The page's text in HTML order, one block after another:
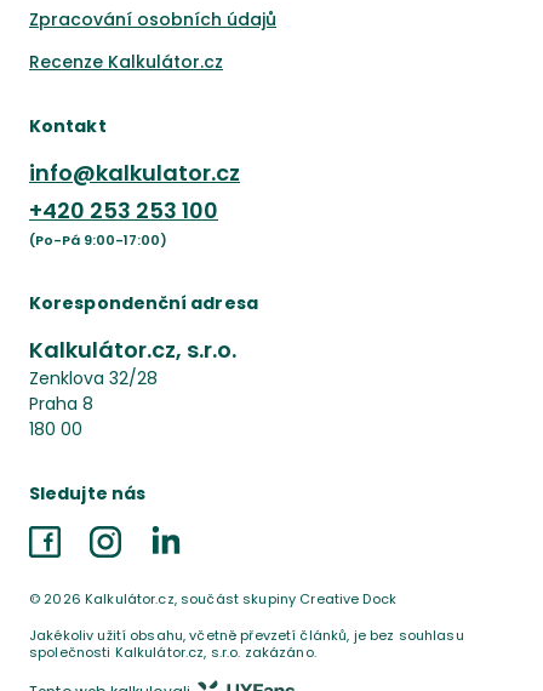
Zpracování osobních údajů
Recenze Kalkulátor.cz
Kontakt
info@kalkulator.cz
+420 253 253 100
(Po-Pá 9:00-17:00)
Korespondenční adresa
Kalkulátor.cz, s.r.o.
Zenklova 32/28
Praha 8
180 00
Sledujte nás
FacebookInstagramLinkedIn
© 2026 Kalkulátor.cz, součást skupiny Creative Dock
Jakékoliv užití obsahu, včetně převzetí článků, je bez souhlasu
společnosti Kalkulátor.cz, s.r.o. zakázáno.